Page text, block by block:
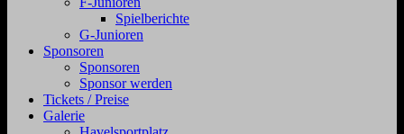
Spielberichte
G-Junioren
Sponsoren
Sponsoren
Sponsor werden
Tickets / Preise
Galerie